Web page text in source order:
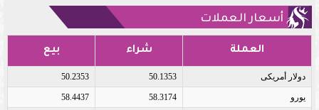
أسعار العملات
العملة شراء بيع
دولار أمريكى 50.1353
50.2353
يورو 58.3174
58.4437